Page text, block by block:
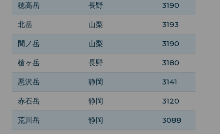
穂高岳 長野 3190
北岳 山梨 3193
間ノ岳 山梨 3190
槍ヶ岳 長野 3180
悪沢岳 静岡 3141
赤石岳 静岡 3120
荒川岳 静岡 3088